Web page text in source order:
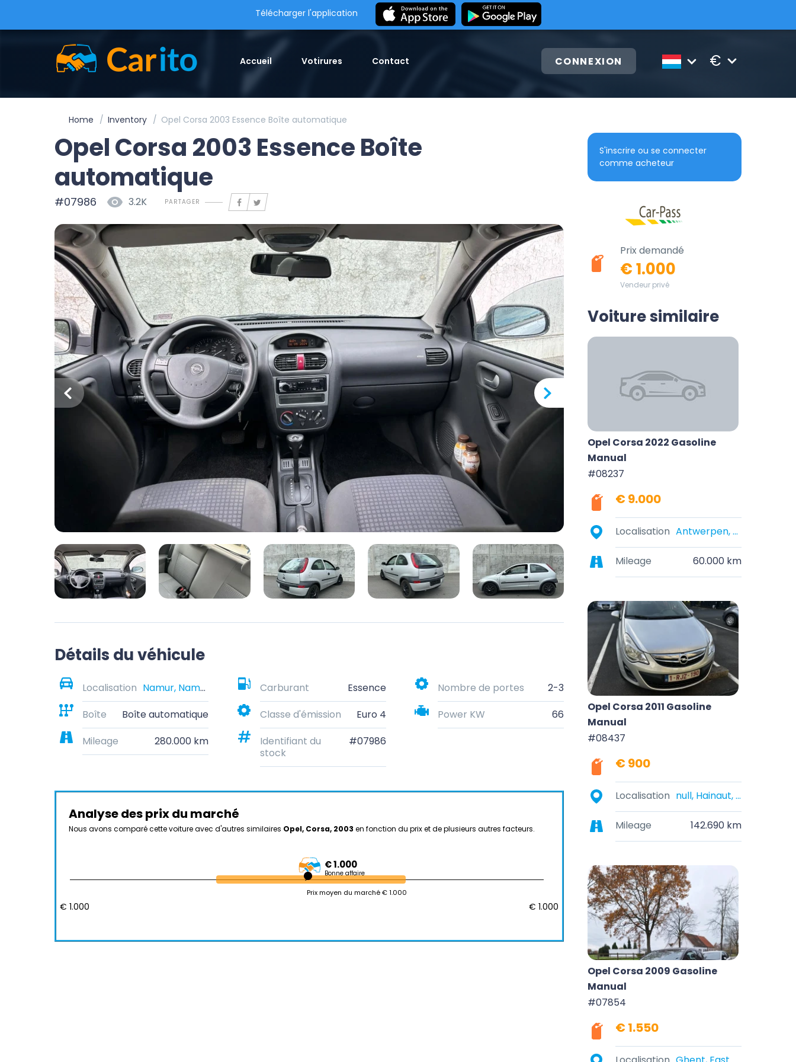
Télécharger l'application
Accueil Votirures Contact CONNEXION €
Home Inventory Opel Corsa 2003 Essence Boîte automatique
Opel Corsa 2003 Essence Boîte
automatique
#07986 3.2K PARTAGER
Détails du véhicule
Localisation Namur, Namur, Belgique Carburant Essence Nombre de portes
2-3
Boîte
Boîte automatique Classe d'émission Euro 4 Power KW
66
Mileage
280.000 km
Identifiant du
stock
#07986
Analyse des prix du marché
Nous avons comparé cette voiture avec d'autres similaires Opel, Corsa, 2003 en fonction du prix et de plusieurs autres facteurs.
€ 1.000
Bonne affaire
Prix moyen du marché € 1.000
€ 1.000 € 1.000
S'inscrire ou se connecter
comme acheteur
Prix demandé
€ 1.000
Vendeur privé
Voiture similaire
Opel Corsa 2022 Gasoline
Manual
#08237
€ 9.000
Localisation Antwerpen, België
Mileage 60.000 km
Opel Corsa 2011 Gasoline
Manual
#08437
€ 900
Localisation null, Hainaut, Belgique
Mileage 142.690 km
Opel Corsa 2009 Gasoline
Manual
#07854
€ 1.550